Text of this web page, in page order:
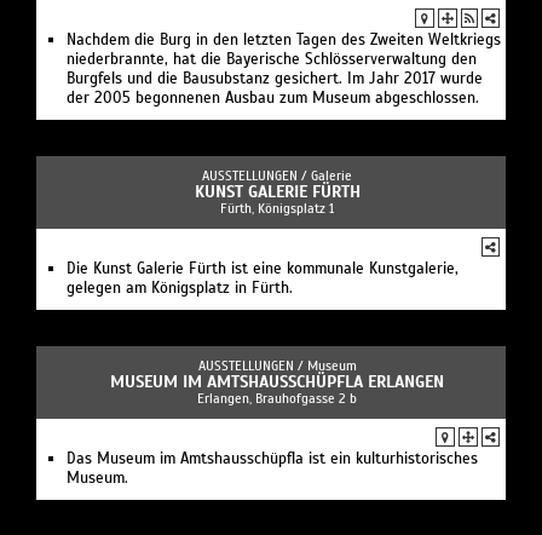
Nachdem die Burg in den letzten Tagen des Zweiten Weltkriegs
niederbrannte, hat die Bayerische Schlösserverwaltung den
Burgfels und die Bausubstanz gesichert. Im Jahr 2017 wurde
der 2005 begonnenen Ausbau zum Museum abgeschlossen.
AUSSTELLUNGEN / Galerie
KUNST GALERIE FÜRTH
Fürth, Königsplatz 1
Die Kunst Galerie Fürth ist eine kommunale Kunstgalerie,
gelegen am Königsplatz in Fürth.
AUSSTELLUNGEN / Museum
MUSEUM IM AMTSHAUSSCHÜPFLA ERLANGEN
Erlangen, Brauhofgasse 2 b
Das Museum im Amtshausschüpfla ist ein kulturhistorisches
Museum.